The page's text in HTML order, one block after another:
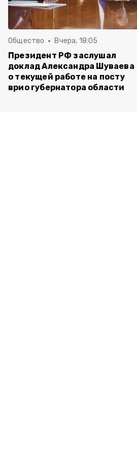
Общество Вчера, 18:05
Президент РФ заслушал
доклад Александра Шуваева
о текущей работе на посту
врио губернатора области